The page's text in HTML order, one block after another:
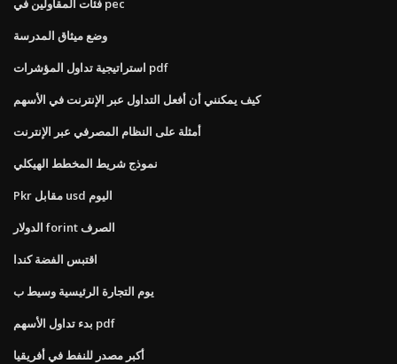
فئات المقاولين في pec
وضع ميثاق المدرسة
استراتيجية تداول المؤشرات pdf
كيف يمكنني أن أفعل التداول عبر الإنترنت في الأسهم
أمثلة على النظام المصرفي عبر الإنترنت
نموذج شريط المخطط الهيكلي
Pkr مقابل usd اليوم
الدولار forint الصرف
اقتبس الفضة كندا
يوم التجارة الرئيسية وسيط ب
بدء تداول الأسهم pdf
أكبر مصدر للنفط في أفريقيا